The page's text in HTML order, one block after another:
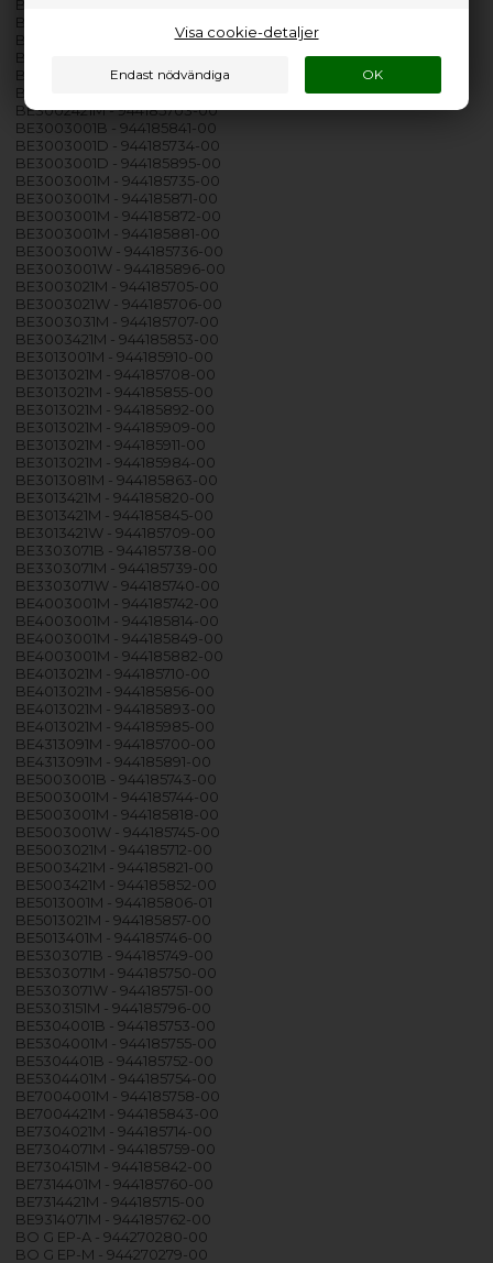
Visa cookie-detaljer
BC3303001M - 944185726-00
BC3303001W - 944185727-00
BE3002001M - 944185704-00
BE3002401M - 944185731-00
BE3002401M - 944185859-00
BE3002421B - 944185702-00
BE3002421M - 944185703-00
BE3003001B - 944185841-00
BE3003001D - 944185734-00
BE3003001D - 944185895-00
BE3003001M - 944185735-00
BE3003001M - 944185871-00
BE3003001M - 944185872-00
BE3003001M - 944185881-00
BE3003001W - 944185736-00
BE3003001W - 944185896-00
BE3003021M - 944185705-00
BE3003021W - 944185706-00
BE3003031M - 944185707-00
BE3003421M - 944185853-00
BE3013001M - 944185910-00
BE3013021M - 944185708-00
BE3013021M - 944185855-00
BE3013021M - 944185892-00
BE3013021M - 944185909-00
BE3013021M - 944185911-00
BE3013021M - 944185984-00
BE3013081M - 944185863-00
BE3013421M - 944185820-00
BE3013421M - 944185845-00
BE3013421W - 944185709-00
BE3303071B - 944185738-00
BE3303071M - 944185739-00
BE3303071W - 944185740-00
BE4003001M - 944185742-00
BE4003001M - 944185814-00
BE4003001M - 944185849-00
BE4003001M - 944185882-00
BE4013021M - 944185710-00
BE4013021M - 944185856-00
BE4013021M - 944185893-00
BE4013021M - 944185985-00
BE4313091M - 944185700-00
BE4313091M - 944185891-00
BE5003001B - 944185743-00
BE5003001M - 944185744-00
BE5003001M - 944185818-00
BE5003001W - 944185745-00
BE5003021M - 944185712-00
BE5003421M - 944185821-00
BE5003421M - 944185852-00
BE5013001M - 944185806-01
BE5013021M - 944185857-00
BE5013401M - 944185746-00
BE5303071B - 944185749-00
BE5303071M - 944185750-00
BE5303071W - 944185751-00
BE5303151M - 944185796-00
BE5304001B - 944185753-00
BE5304001M - 944185755-00
BE5304401B - 944185752-00
BE5304401M - 944185754-00
BE7004001M - 944185758-00
BE7004421M - 944185843-00
BE7304021M - 944185714-00
BE7304071M - 944185759-00
BE7304151M - 944185842-00
BE7314401M - 944185760-00
BE7314421M - 944185715-00
BE9314071M - 944185762-00
BO G EP-A - 944270280-00
BO G EP-M - 944270279-00